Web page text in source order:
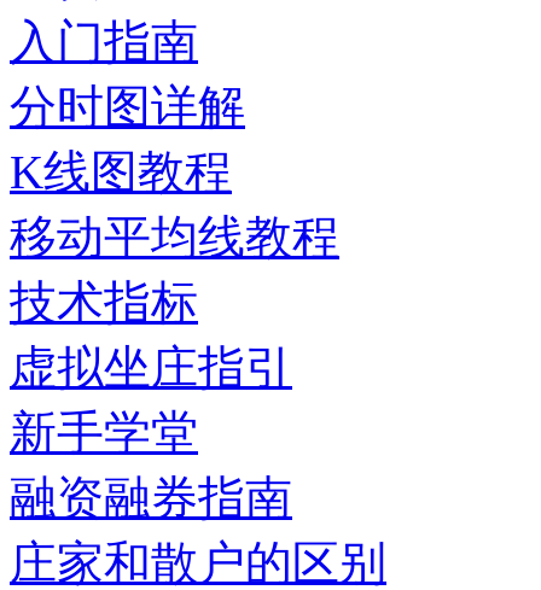
入门指南
分时图详解
K线图教程
移动平均线教程
技术指标
虚拟坐庄指引
新手学堂
融资融券指南
庄家和散户的区别